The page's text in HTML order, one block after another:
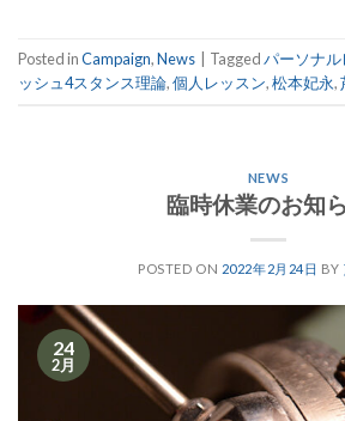
Posted inCampaign,News Taggedパーソナル
ッシュ4スタンス理論,個人レッスン,松本妃永,
NEWS
臨時休業のお知
POSTED ON 2022年2月24日 BY
24
2月